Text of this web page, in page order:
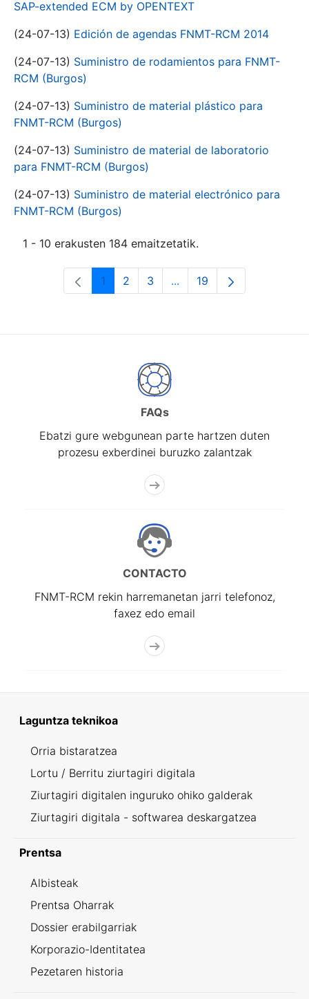
SAP-extended ECM by OPENTEXT
(24-07-13) Edición de agendas FNMT-RCM 2014
(24-07-13) Suministro de rodamientos para FNMT-
RCM (Burgos)
(24-07-13) Suministro de material plástico para
FNMT-RCM (Burgos)
(24-07-13) Suministro de material de laboratorio
para FNMT-RCM (Burgos)
(24-07-13) Suministro de material electrónico para
FNMT-RCM (Burgos)
1 - 10 erakusten 184 emaitzetatik.
Orrialdea
1 Orrialdea
2 Orrialdea
3 ...Intermediate Pages Use
Orrialdea
19
FAQs
Ebatzi gure webgunean parte hartzen duten
prozesu exberdinei buruzko zalantzak
CONTACTO
FNMT-RCM rekin harremanetan jarri telefonoz,
faxez edo email
Laguntza teknikoa
Orria bistaratzea
Lortu / Berritu ziurtagiri digitala
Ziurtagiri digitalen inguruko ohiko galderak
Ziurtagiri digitala - softwarea deskargatzea
Prentsa
Albisteak
Prentsa Oharrak
Dossier erabilgarriak
Korporazio-Identitatea
Pezetaren historia